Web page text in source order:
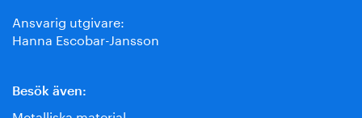
Ansvarig utgivare:
Hanna Escobar-Jansson
Besök även: